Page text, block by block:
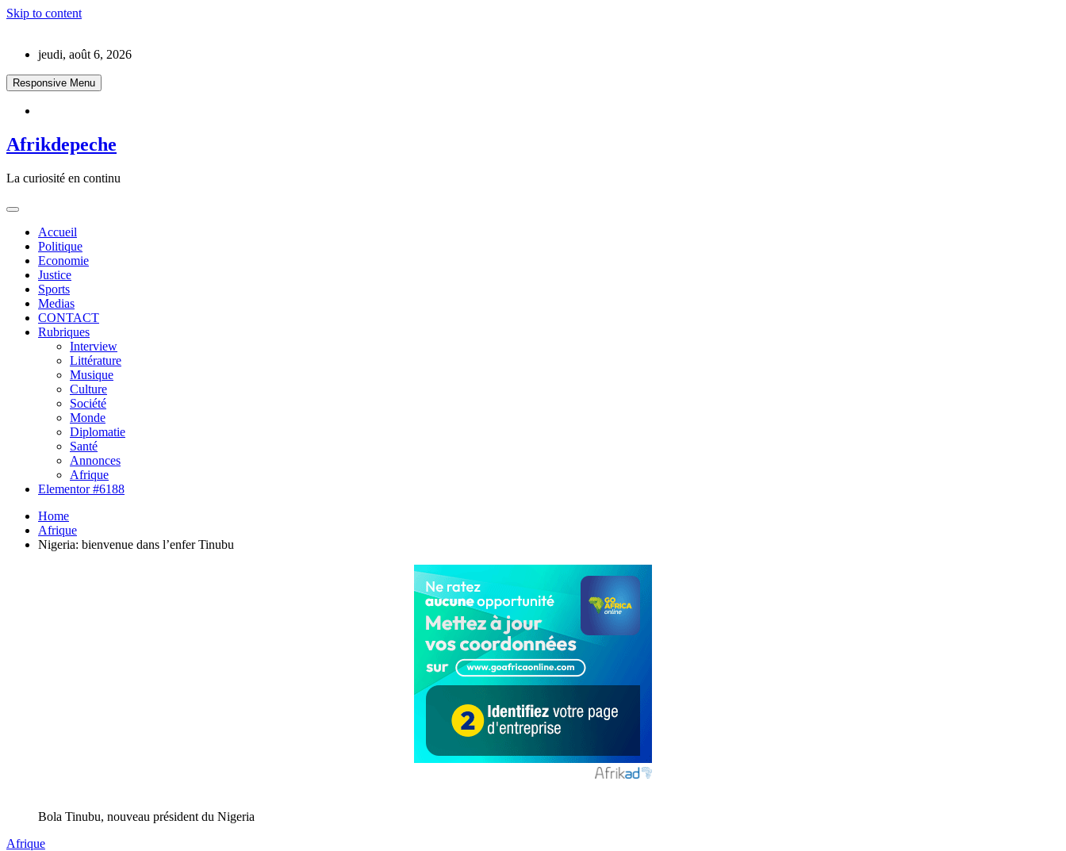
Skip to content
jeudi, août 6, 2026
Responsive Menu
Afrikdepeche
La curiosité en continu
Accueil
Politique
Economie
Justice
Sports
Medias
CONTACT
Rubriques
Interview
Littérature
Musique
Culture
Société
Monde
Diplomatie
Santé
Annonces
Afrique
Elementor #6188
Home
Afrique
Nigeria: bienvenue dans l’enfer Tinubu
Bola Tinubu, nouveau président du Nigeria
Afrique